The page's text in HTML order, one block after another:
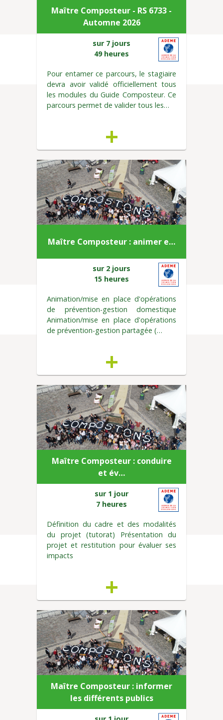
Maître Composteur - RS 6733 -
Automne 2026
sur 7 jours
49 heures
Pour entamer ce parcours, le stagiaire
devra avoir validé officiellement tous
les modules du Guide Composteur. Ce
parcours permet de valider tous les…
+
Maître Composteur : animer e…
sur 2 jours
15 heures
Animation/mise en place d'opérations
de prévention-gestion domestique
Animation/mise en place d'opérations
de prévention-gestion partagée (…
+
Maître Composteur : conduire
et év…
sur 1 jour
7 heures
Définition du cadre et des modalités
du projet (tutorat) Présentation du
projet et restitution pour évaluer ses
impacts
+
Maître Composteur : informer
les différents publics